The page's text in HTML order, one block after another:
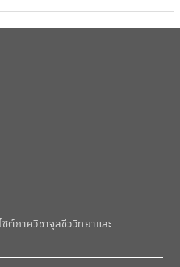
ต์ภาควิชาจุลชีววิทยาและ